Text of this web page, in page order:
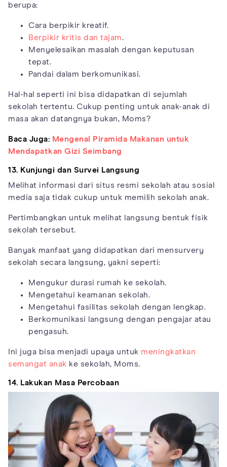
berupa:
Cara berpikir kreatif.
Berpikir kritis dan tajam.
Menyelesaikan masalah dengan keputusan
tepat.
Pandai dalam berkomunikasi.
Hal-hal seperti ini bisa didapatkan di sejumlah
sekolah tertentu. Cukup penting untuk anak-anak di
masa akan datangnya bukan, Moms?
Baca Juga: Mengenal Piramida Makanan untuk
Mendapatkan Gizi Seimbang
13. Kunjungi dan Survei Langsung
Melihat informasi dari situs resmi sekolah atau sosial
media saja tidak cukup untuk memilih sekolah anak.
Pertimbangkan untuk melihat langsung bentuk fisik
sekolah tersebut.
Banyak manfaat yang didapatkan dari mensurvery
sekolah secara langsung, yakni seperti:
Mengukur durasi rumah ke sekolah.
Mengetahui keamanan sekolah.
Mengetahui fasilitas sekolah dengan lengkap.
Berkomunikasi langsung dengan pengajar atau
pengasuh.
Ini juga bisa menjadi upaya untuk meningkatkan
semangat anak ke sekolah, Moms.
14. Lakukan Masa Percobaan